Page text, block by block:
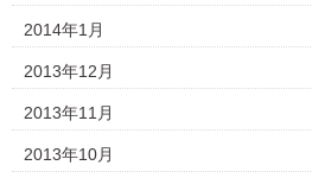
2014年1月
2013年12月
2013年11月
2013年10月